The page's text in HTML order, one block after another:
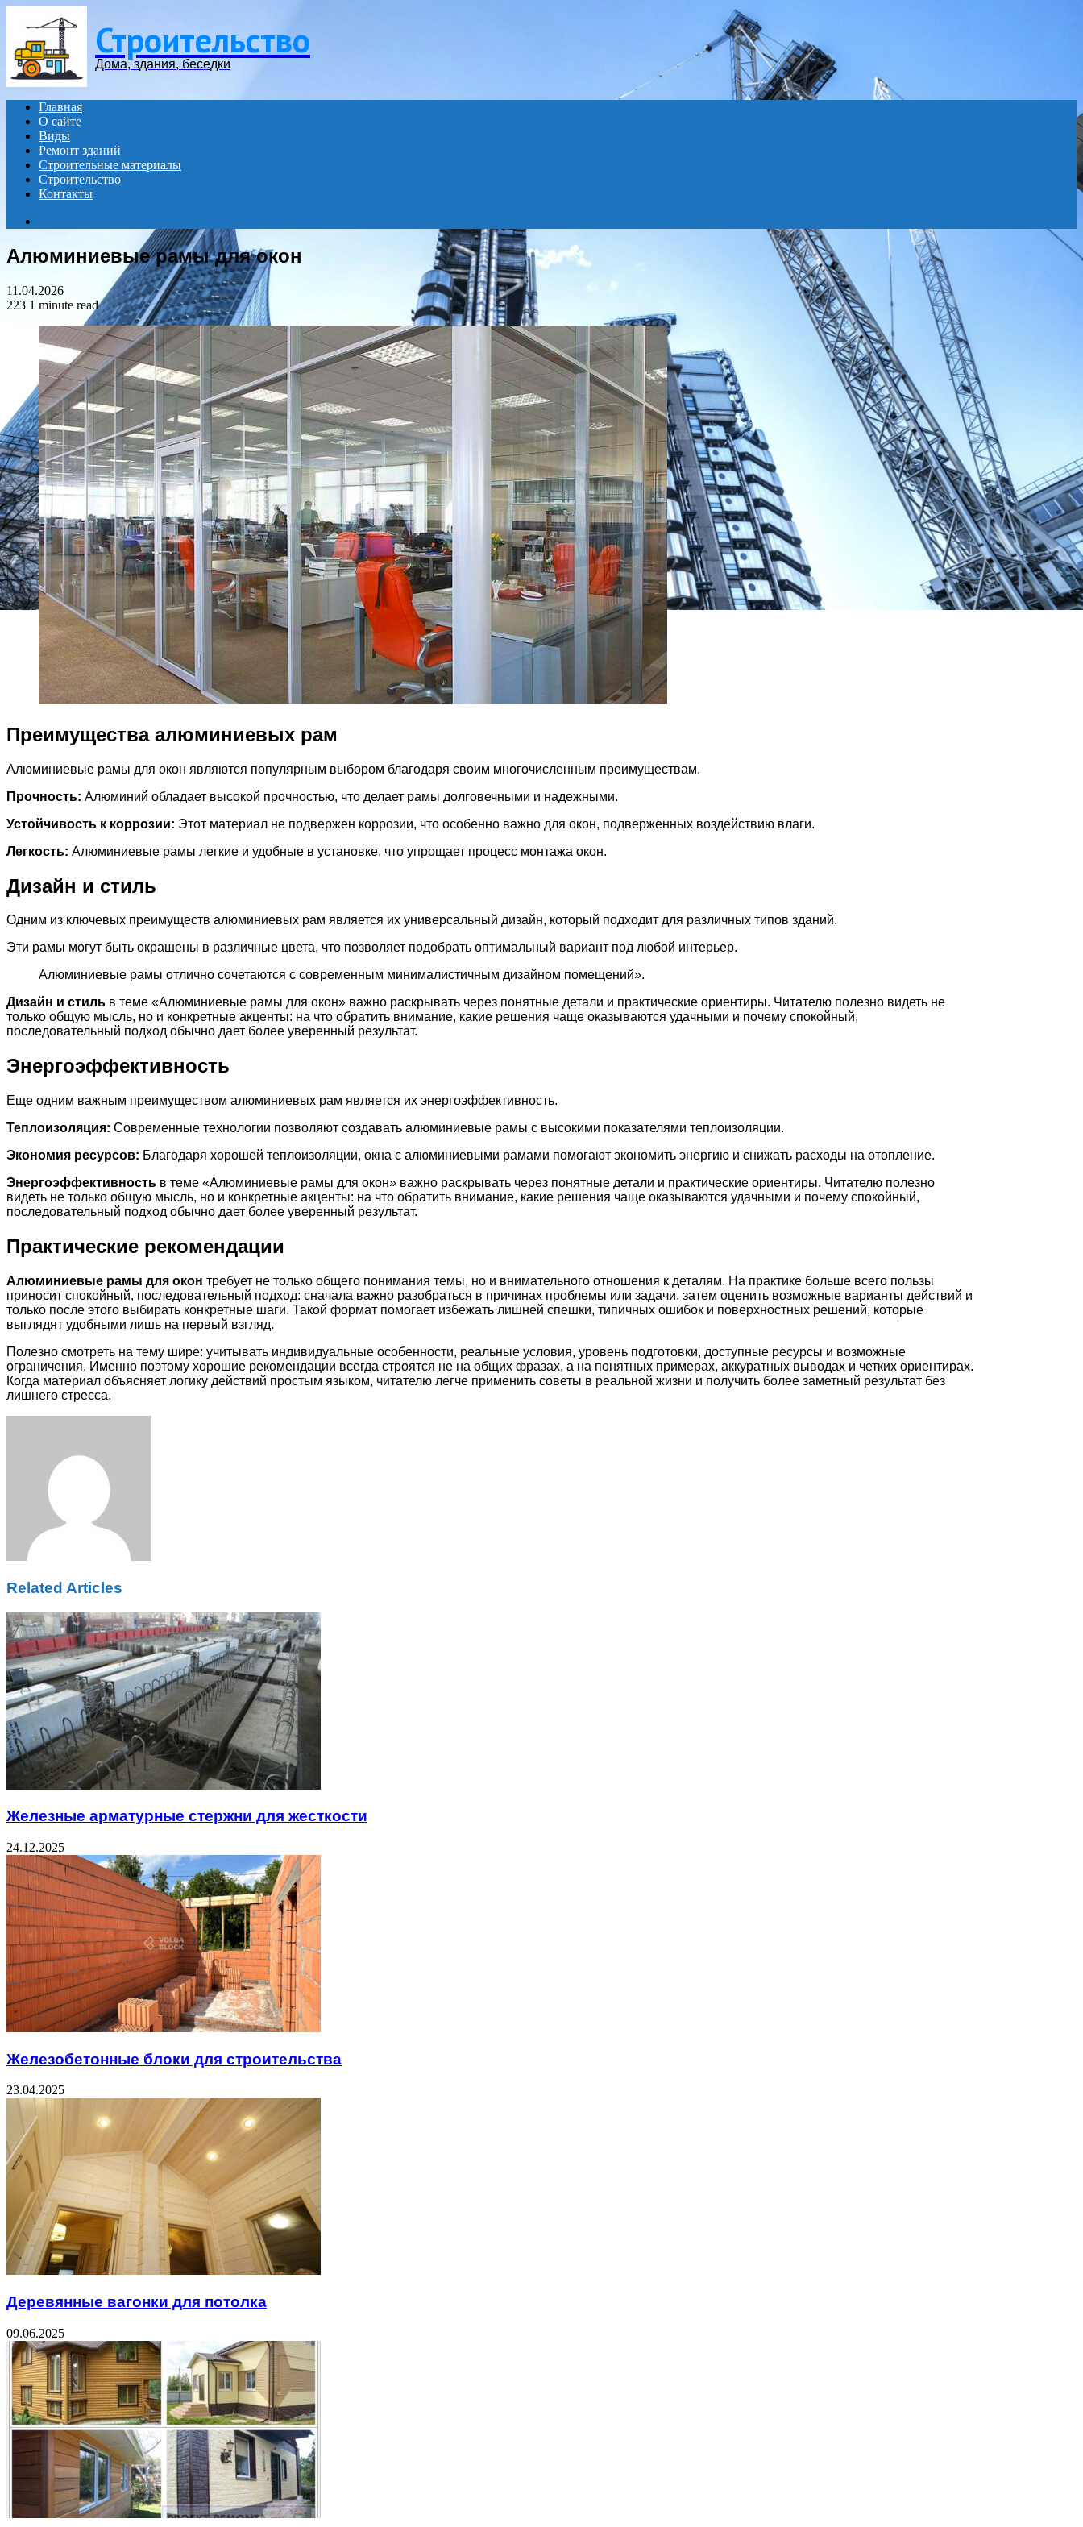
Строительство
Дома, здания, беседки
Главная
О сайте
Виды
Ремонт зданий
Строительные материалы
Строительство
Контакты
Алюминиевые рамы для окон
11.04.2026
223 1 minute read
Преимущества алюминиевых рам
Алюминиевые рамы для окон являются популярным выбором благодаря своим многочисленным преимуществам.
Прочность: Алюминий обладает высокой прочностью, что делает рамы долговечными и надежными.
Устойчивость к коррозии: Этот материал не подвержен коррозии, что особенно важно для окон, подверженных воздействию влаги.
Легкость: Алюминиевые рамы легкие и удобные в установке, что упрощает процесс монтажа окон.
Дизайн и стиль
Одним из ключевых преимуществ алюминиевых рам является их универсальный дизайн, который подходит для различных типов зданий.
Эти рамы могут быть окрашены в различные цвета, что позволяет подобрать оптимальный вариант под любой интерьер.
Алюминиевые рамы отлично сочетаются с современным минималистичным дизайном помещений».
Дизайн и стиль в теме «Алюминиевые рамы для окон» важно раскрывать через понятные детали и практические ориентиры. Читателю полезно видеть не
только общую мысль, но и конкретные акценты: на что обратить внимание, какие решения чаще оказываются удачными и почему спокойный,
последовательный подход обычно дает более уверенный результат.
Энергоэффективность
Еще одним важным преимуществом алюминиевых рам является их энергоэффективность.
Теплоизоляция: Современные технологии позволяют создавать алюминиевые рамы с высокими показателями теплоизоляции.
Экономия ресурсов: Благодаря хорошей теплоизоляции, окна с алюминиевыми рамами помогают экономить энергию и снижать расходы на отопление.
Энергоэффективность в теме «Алюминиевые рамы для окон» важно раскрывать через понятные детали и практические ориентиры. Читателю полезно
видеть не только общую мысль, но и конкретные акценты: на что обратить внимание, какие решения чаще оказываются удачными и почему спокойный,
последовательный подход обычно дает более уверенный результат.
Практические рекомендации
Алюминиевые рамы для окон требует не только общего понимания темы, но и внимательного отношения к деталям. На практике больше всего пользы
приносит спокойный, последовательный подход: сначала важно разобраться в причинах проблемы или задачи, затем оценить возможные варианты действий и
только после этого выбирать конкретные шаги. Такой формат помогает избежать лишней спешки, типичных ошибок и поверхностных решений, которые
выглядят удобными лишь на первый взгляд.
Полезно смотреть на тему шире: учитывать индивидуальные особенности, реальные условия, уровень подготовки, доступные ресурсы и возможные
ограничения. Именно поэтому хорошие рекомендации всегда строятся не на общих фразах, а на понятных примерах, аккуратных выводах и четких ориентирах.
Когда материал объясняет логику действий простым языком, читателю легче применить советы в реальной жизни и получить более заметный результат без
лишнего стресса.
Related Articles
Железные арматурные стержни для жесткости
24.12.2025
Железобетонные блоки для строительства
23.04.2025
Деревянные вагонки для потолка
09.06.2025